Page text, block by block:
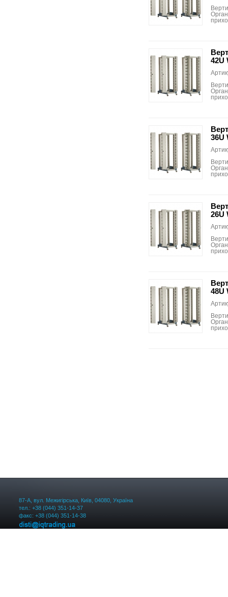
42U
36U
26U
48U
87-А, вул. Межигірська, Київ, 04080, Україна
тел.: +38 (044) 351-14-37
факс: +38 (044) 351-14-38